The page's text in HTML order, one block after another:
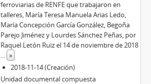
ferroviarias de RENFE que trabajaron en
talleres, María Teresa Manuela Arias Ledo,
María Concepción García González, Begoña
Parejo Jiménez y Lourdes Sánchez Peñas, por
Raquel Letón Ruiz el 14 de noviembre de 2018
... »
2018-11-14 (Creación)
Unidad documental compuesta